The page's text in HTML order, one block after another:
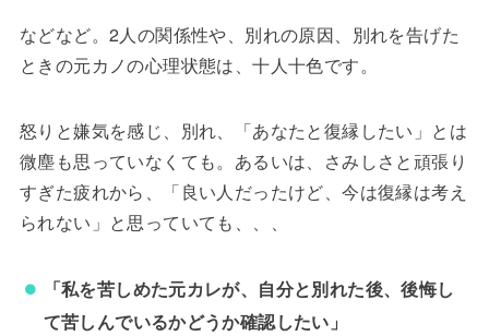
などなど。2人の関係性や、別れの原因、別れを告げた
ときの元カノの心理状態は、十人十色です。
怒りと嫌気を感じ、別れ、「あなたと復縁したい」とは
微塵も思っていなくても。あるいは、さみしさと頑張り
すぎた疲れから、「良い人だったけど、今は復縁は考え
られない」と思っていても、、、
「私を苦しめた元カレが、自分と別れた後、後悔し
て苦しんでいるかどうか確認したい」